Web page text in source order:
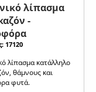
λίπασμα
-
17120
λίπασμα κατάλληλο
θάμνους και
φυτά.